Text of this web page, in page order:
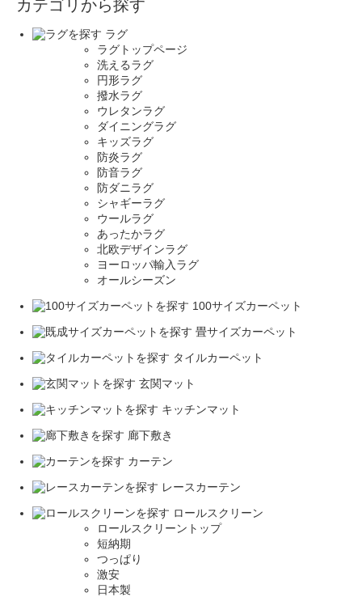
カテゴリから探す
ラグ
ラグトップページ
洗えるラグ
円形ラグ
撥水ラグ
ウレタンラグ
ダイニングラグ
キッズラグ
防炎ラグ
防音ラグ
防ダニラグ
シャギーラグ
ウールラグ
あったかラグ
北欧デザインラグ
ヨーロッパ輸入ラグ
オールシーズン
100サイズカーペット
畳サイズカーペット
タイルカーペット
玄関マット
キッチンマット
廊下敷き
カーテン
レースカーテン
ロールスクリーン
ロールスクリーントップ
短納期
つっぱり
激安
日本製